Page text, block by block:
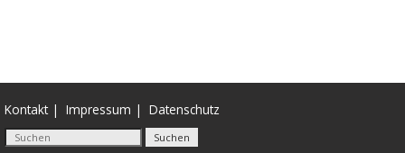
Kontakt Impressum Datenschutz